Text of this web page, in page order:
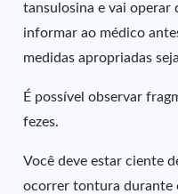
tansulosina e vai operar
informar ao médico
medidas apropriadas
É possível observar
fezes.
Você deve estar ciente
ocorrer tontura durante